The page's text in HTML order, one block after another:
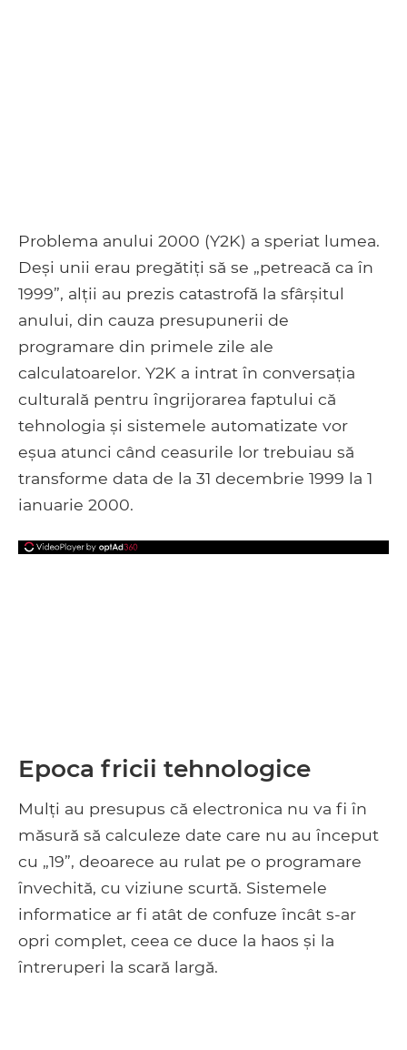
Problema anului 2000 (Y2K) a speriat lumea.
Deși unii erau pregătiți să se „petreacă ca în
1999”, alții au prezis catastrofă la sfârșitul
anului, din cauza presupunerii de
programare din primele zile ale
calculatoarelor. Y2K a intrat în conversația
culturală pentru îngrijorarea faptului că
tehnologia și sistemele automatizate vor
eșua atunci când ceasurile lor trebuiau să
transforme data de la 31 decembrie 1999 la 1
ianuarie 2000.
Epoca fricii tehnologice
Mulți au presupus că electronica nu va fi în
măsură să calculeze date care nu au început
cu „19”, deoarece au rulat pe o programare
învechită, cu viziune scurtă. Sistemele
informatice ar fi atât de confuze încât s-ar
opri complet, ceea ce duce la haos și la
întreruperi la scară largă.